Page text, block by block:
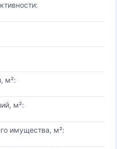
м²:
м²:
имущества, м²: